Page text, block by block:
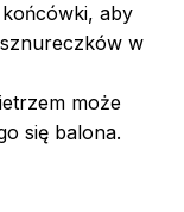
aby
w
może
się balona.